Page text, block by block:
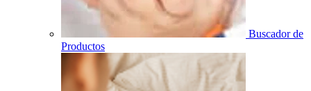
Buscador de
Productos